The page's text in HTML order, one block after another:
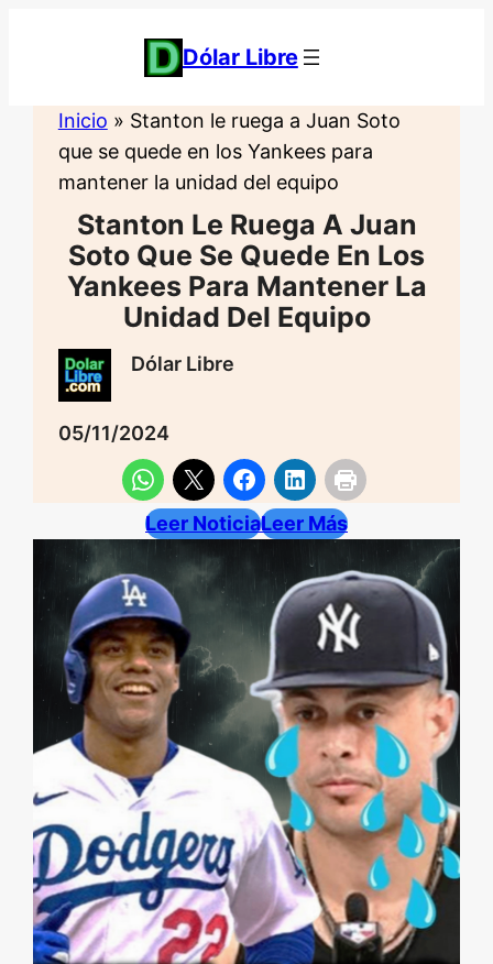
Dólar Libre
Inicio » Stanton le ruega a Juan Soto
que se quede en los Yankees para
mantener la unidad del equipo
Stanton Le Ruega A Juan
Soto Que Se Quede En Los
Yankees Para Mantener La
Unidad Del Equipo
Dólar Libre
05/11/2024
Leer NoticiaLeer Más